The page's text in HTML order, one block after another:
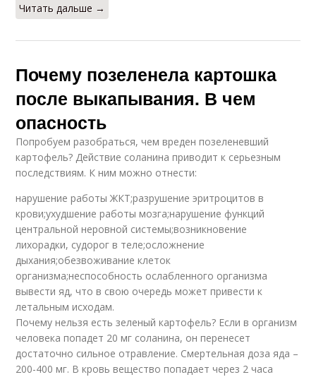
Читать дальше →
Почему позеленела картошка
после выкапывания. В чем
опасность
Попробуем разобраться, чем вреден позеленевший
картофель? Действие соланина приводит к серьезным
последствиям. К ним можно отнести:
нарушение работы ЖКТ;разрушение эритроцитов в
крови;ухудшение работы мозга;нарушение функций
центральной неровной системы;возникновение
лихорадки, судорог в теле;осложнение
дыхания;обезвоживание клеток
организма;неспособность ослабленного организма
вывести яд, что в свою очередь может привести к
летальным исходам.
Почему нельзя есть зеленый картофель? Если в организм
человека попадет 20 мг соланина, он перенесет
достаточно сильное отравление. Смертельная доза яда –
200-400 мг. В кровь вещество попадает через 2 часа